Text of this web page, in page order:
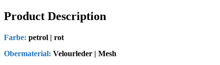
Product Description
Farbe: petrol | rot
Obermaterial: Velourleder | Mesh